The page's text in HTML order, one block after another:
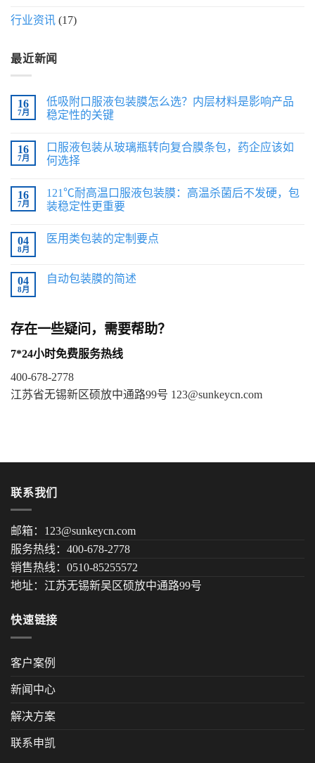
行业资讯 (17)
最近新闻
16
7月
低吸附口服液包装膜怎么选？内层材料是影响产品
稳定性的关键
16
7月
口服液包装从玻璃瓶转向复合膜条包，药企应该如
何选择
16
7月
121℃耐高温口服液包装膜：高温杀菌后不发硬，包
装稳定性更重要
04
8月
医用类包装的定制要点
04
8月
自动包装膜的简述
存在一些疑问，需要帮助？
7*24小时免费服务热线
400-678-2778
江苏省无锡新区硕放中通路99号 123@sunkeycn.com
联系我们
邮箱：123@sunkeycn.com
服务热线：400-678-2778
销售热线：0510-85255572
地址：江苏无锡新吴区硕放中通路99号
快速链接
客户案例
新闻中心
解决方案
联系申凯